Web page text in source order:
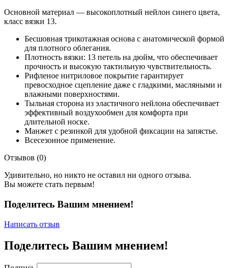
Основной материал — высокоплотный нейлон синего цвета,
класс вязки 13.
Бесшовная трикотажная основа с анатомической формой
для плотного облегания.
Плотность вязки: 13 петель на дюйм, что обеспечивает
прочность и высокую тактильную чувствительность.
Рифленое нитриловое покрытие гарантирует
превосходное сцепление даже с гладкими, масляными и
влажными поверхностями.
Тыльная сторона из эластичного нейлона обеспечивает
эффективный воздухообмен для комфорта при
длительной носке.
Манжет с резинкой для удобной фиксации на запястье.
Всесезонное применение.
Отзывов (0)
Удивительно, но никто не оставил ни одного отзыва.
Вы можете стать первым!
Поделитесь Вашим мнением!
Написать отзыв
Поделитесь Вашим мнением!